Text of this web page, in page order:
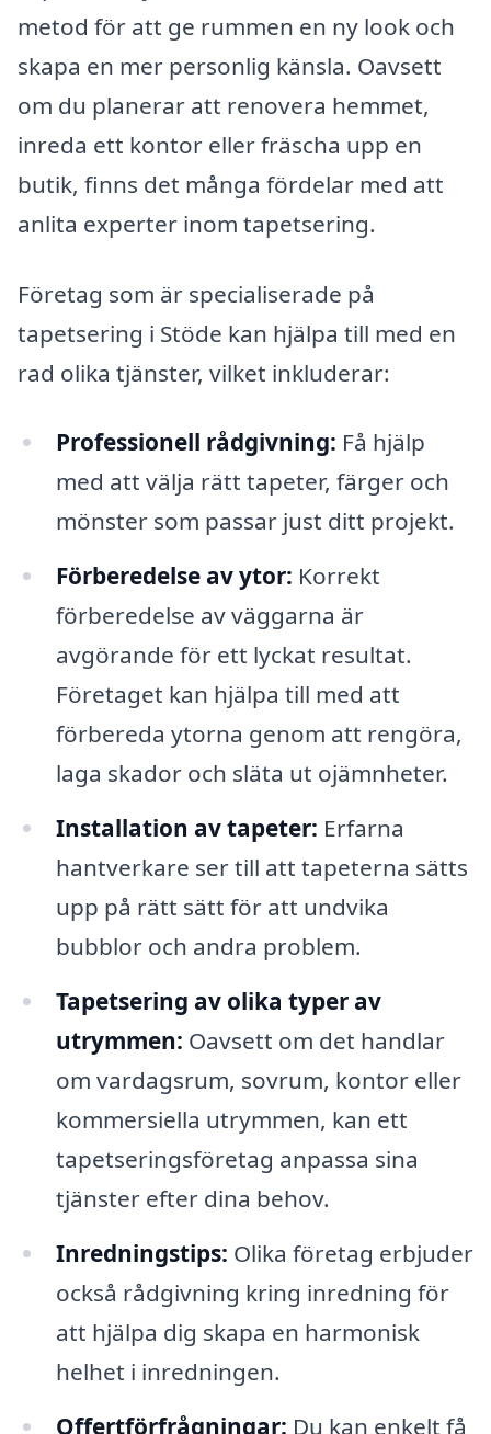
metod för att ge rummen en ny look och
skapa en mer personlig känsla. Oavsett
om du planerar att renovera hemmet,
inreda ett kontor eller fräscha upp en
butik, finns det många fördelar med att
anlita experter inom tapetsering.
Företag som är specialiserade på
tapetsering i Stöde kan hjälpa till med en
rad olika tjänster, vilket inkluderar:
Professionell rådgivning: Få hjälp
med att välja rätt tapeter, färger och
mönster som passar just ditt projekt.
Förberedelse av ytor: Korrekt
förberedelse av väggarna är
avgörande för ett lyckat resultat.
Företaget kan hjälpa till med att
förbereda ytorna genom att rengöra,
laga skador och släta ut ojämnheter.
Installation av tapeter: Erfarna
hantverkare ser till att tapeterna sätts
upp på rätt sätt för att undvika
bubblor och andra problem.
Tapetsering av olika typer av
utrymmen: Oavsett om det handlar
om vardagsrum, sovrum, kontor eller
kommersiella utrymmen, kan ett
tapetseringsföretag anpassa sina
tjänster efter dina behov.
Inredningstips: Olika företag erbjuder
också rådgivning kring inredning för
att hjälpa dig skapa en harmonisk
helhet i inredningen.
Offertförfrågningar: Du kan enkelt få